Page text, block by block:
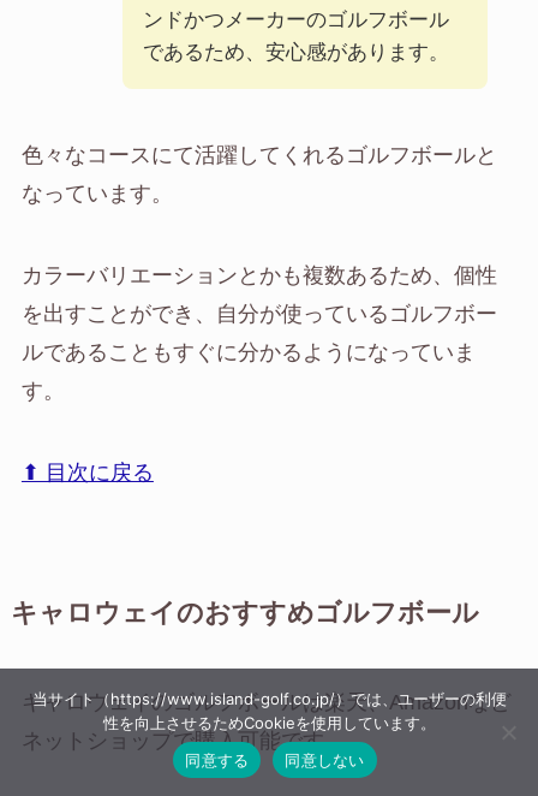
ンドかつメーカーのゴルフボール
であるため、安心感があります。
色々なコースにて活躍してくれるゴルフボールと
なっています。
カラーバリエーションとかも複数あるため、個性
を出すことができ、自分が使っているゴルフボー
ルであることもすぐに分かるようになっていま
す。
⬆︎ 目次に戻る
キャロウェイのおすすめゴルフボール
キャロウェイのゴルフボールは楽天、Amazonなど
ネットショップで購入可能です。
当サイト（https://www.island-golf.co.jp/）では、ユーザーの利便
性を向上させるためCookieを使用しています。
同意する
同意しない